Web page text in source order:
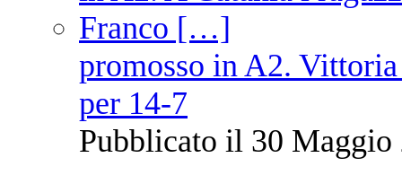
promosso in A2.
per 14-7
Pubblicato il 30 Maggio